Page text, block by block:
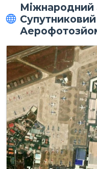
Міжнародний